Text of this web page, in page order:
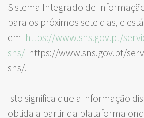
Sistema Integrado de
para os próximos sete dias, e
em https://www.sns.gov.pt/
sns/ https://www.sns.gov.pt/
sns/.
Isto significa que a informação
obtida a partir da plataforma